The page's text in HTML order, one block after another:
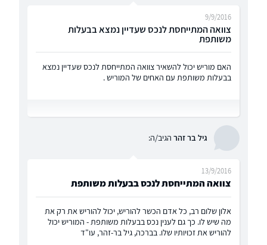
צוואה המתייחסת לנכס שעדיין נמצא בבעלות
משותפת
9/9/2016
האם מוריש יכול להשאיר צוואה המתייחסת לנכס שעדיין נמצא
בבעלות משותפת עם האחים של המוריש .
גיל בר זהר הגיב/ה:
צוואה המתייחסת לנכס בבעלות משותפת
13/9/2016
אלון שלום רב, כל אדם הכשר להוריש, יכול להוריש את רק את
מה שיש לו. כך גם לענין נכס בבעלות משותפת - המוריש יכול
להוריש את זכויותיו שלו. בברכה, גיל בר-זהר, עו"ד